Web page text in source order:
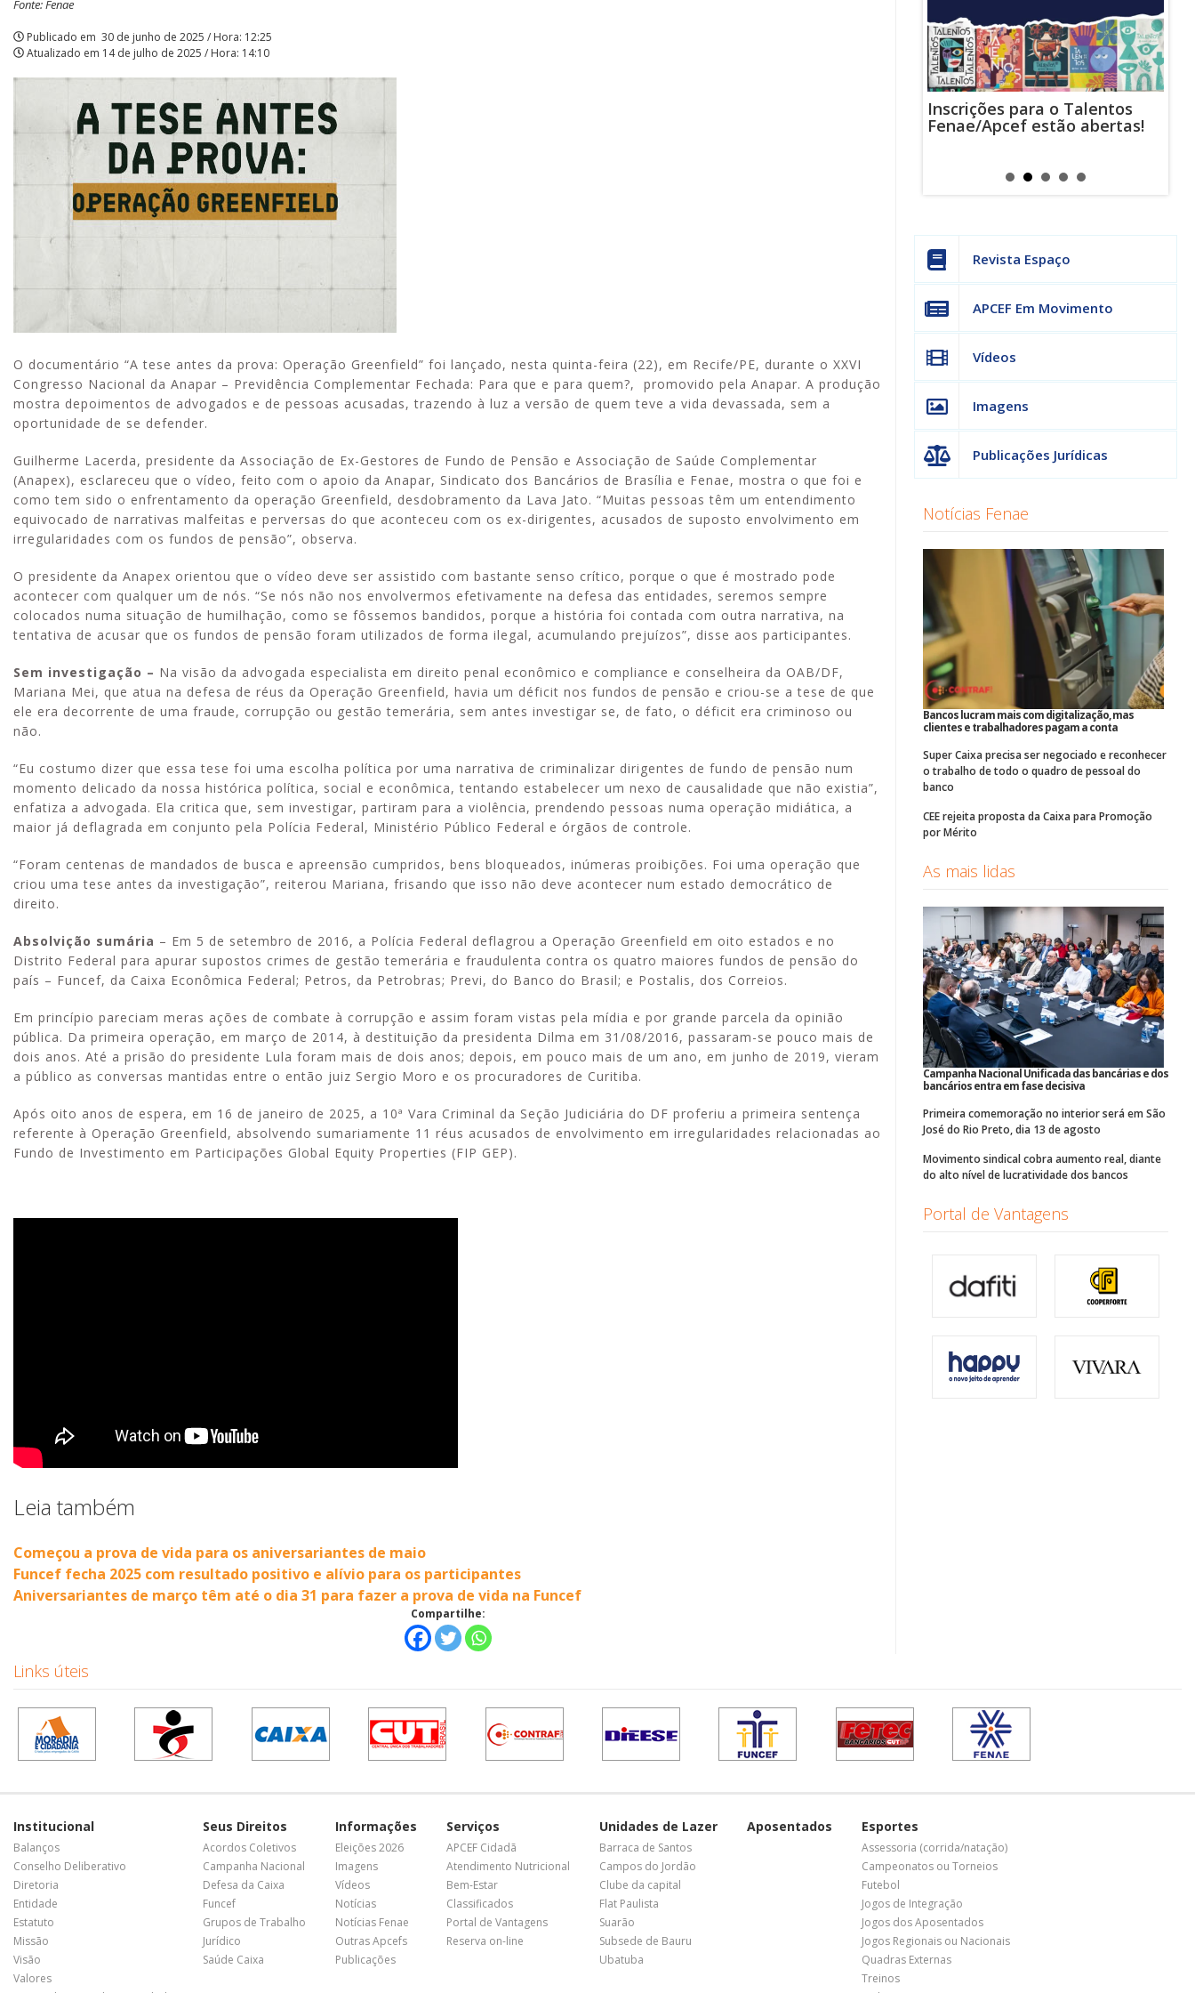
APCEF/SP
Fonte: Fenae
Publicado em 30 de junho de 2025 / Hora: 12:25
Atualizado em 14 de julho de 2025 / Hora: 14:10
O documentário “A tese antes da prova: Operação Greenfield” foi lançado, nesta quinta-feira (22), em Recife/PE, durante o XXVI
Congresso Nacional da Anapar – Previdência Complementar Fechada: Para que e para quem?, promovido pela Anapar. A produção
mostra depoimentos de advogados e de pessoas acusadas, trazendo à luz a versão de quem teve a vida devassada, sem a
oportunidade de se defender.
Guilherme Lacerda, presidente da Associação de Ex-Gestores de Fundo de Pensão e Associação de Saúde Complementar
(Anapex), esclareceu que o vídeo, feito com o apoio da Anapar, Sindicato dos Bancários de Brasília e Fenae, mostra o que foi e
como tem sido o enfrentamento da operação Greenfield, desdobramento da Lava Jato. “Muitas pessoas têm um entendimento
equivocado de narrativas malfeitas e perversas do que aconteceu com os ex-dirigentes, acusados de suposto envolvimento em
irregularidades com os fundos de pensão”, observa.
O presidente da Anapex orientou que o vídeo deve ser assistido com bastante senso crítico, porque o que é mostrado pode
acontecer com qualquer um de nós. “Se nós não nos envolvermos efetivamente na defesa das entidades, seremos sempre
colocados numa situação de humilhação, como se fôssemos bandidos, porque a história foi contada com outra narrativa, na
tentativa de acusar que os fundos de pensão foram utilizados de forma ilegal, acumulando prejuízos”, disse aos participantes.
Sem investigação – Na visão da advogada especialista em direito penal econômico e compliance e conselheira da OAB/DF,
Mariana Mei, que atua na defesa de réus da Operação Greenfield, havia um déficit nos fundos de pensão e criou-se a tese de que
ele era decorrente de uma fraude, corrupção ou gestão temerária, sem antes investigar se, de fato, o déficit era criminoso ou
não.
“Eu costumo dizer que essa tese foi uma escolha política por uma narrativa de criminalizar dirigentes de fundo de pensão num
momento delicado da nossa histórica política, social e econômica, tentando estabelecer um nexo de causalidade que não existia”,
enfatiza a advogada. Ela critica que, sem investigar, partiram para a violência, prendendo pessoas numa operação midiática, a
maior já deflagrada em conjunto pela Polícia Federal, Ministério Público Federal e órgãos de controle.
“Foram centenas de mandados de busca e apreensão cumpridos, bens bloqueados, inúmeras proibições. Foi uma operação que
criou uma tese antes da investigação”, reiterou Mariana, frisando que isso não deve acontecer num estado democrático de
direito.
Absolvição sumária – Em 5 de setembro de 2016, a Polícia Federal deflagrou a Operação Greenfield em oito estados e no
Distrito Federal para apurar supostos crimes de gestão temerária e fraudulenta contra os quatro maiores fundos de pensão do
país – Funcef, da Caixa Econômica Federal; Petros, da Petrobras; Previ, do Banco do Brasil; e Postalis, dos Correios.
Em princípio pareciam meras ações de combate à corrupção e assim foram vistas pela mídia e por grande parcela da opinião
pública. Da primeira operação, em março de 2014, à destituição da presidenta Dilma em 31/08/2016, passaram-se pouco mais de
dois anos. Até a prisão do presidente Lula foram mais de dois anos; depois, em pouco mais de um ano, em junho de 2019, vieram
a público as conversas mantidas entre o então juiz Sergio Moro e os procuradores de Curitiba.
Após oito anos de espera, em 16 de janeiro de 2025, a 10ª Vara Criminal da Seção Judiciária do DF proferiu a primeira sentença
referente à Operação Greenfield, absolvendo sumariamente 11 réus acusados de envolvimento em irregularidades relacionadas ao
Fundo de Investimento em Participações Global Equity Properties (FIP GEP).
Leia também
Começou a prova de vida para os aniversariantes de maio
Funcef fecha 2025 com resultado positivo e alívio para os participantes
Aniversariantes de março têm até o dia 31 para fazer a prova de vida na Funcef
Compartilhe:
Inscrições para o Talentos
Fenae/Apcef estão abertas!
Revista Espaço
APCEF Em Movimento
Vídeos
Imagens
Publicações Jurídicas
Notícias Fenae
Bancos lucram mais com digitalização, mas
clientes e trabalhadores pagam a conta
Super Caixa precisa ser negociado e reconhecer
o trabalho de todo o quadro de pessoal do
banco
CEE rejeita proposta da Caixa para Promoção
por Mérito
As mais lidas
Campanha Nacional Unificada das bancárias e dos
bancários entra em fase decisiva
Primeira comemoração no interior será em São
José do Rio Preto, dia 13 de agosto
Movimento sindical cobra aumento real, diante
do alto nível de lucratividade dos bancos
Portal de Vantagens
Links úteis
Institucional
Balanços
Conselho Deliberativo
Diretoria
Entidade
Estatuto
Missão
Visão
Valores
Seus Direitos
Acordos Coletivos
Campanha Nacional
Defesa da Caixa
Funcef
Grupos de Trabalho
Jurídico
Saúde Caixa
Informações
Eleições 2026
Imagens
Vídeos
Notícias
Notícias Fenae
Outras Apcefs
Publicações
Serviços
APCEF Cidadã
Atendimento Nutricional
Bem-Estar
Classificados
Portal de Vantagens
Reserva on-line
Unidades de Lazer
Barraca de Santos
Campos do Jordão
Clube da capital
Flat Paulista
Suarão
Subsede de Bauru
Ubatuba
Aposentados Esportes
Assessoria (corrida/natação)
Campeonatos ou Torneios
Futebol
Jogos de Integração
Jogos dos Aposentados
Jogos Regionais ou Nacionais
Quadras Externas
Treinos